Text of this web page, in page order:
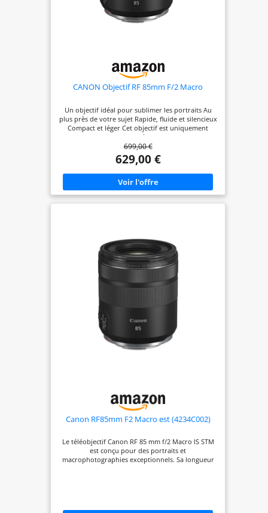
CANON Objectif RF 85mm F/2 Macro
Un objectif idéal pour sublimer les portraits Au
plus près de votre sujet Rapide, fluide et silencieux
Compact et léger Cet objectif est uniquement
compatible avec les modèles « EOS R » tels que
EOS R100, R50, R10, R6, R7, R8
699,00 €
629,00 €
Canon RF85mm F2 Macro est (4234C002)
Le téléobjectif Canon RF 85 mm f/2 Macro IS STM
est conçu pour des portraits et
macrophotographies exceptionnels. Sa longueur